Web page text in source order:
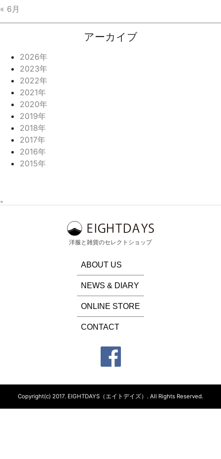
« 6月
アーカイブ
2026年
2023年
2022年
2021年
2020年
2019年
2018年
2017年
2016年
2015年
。
洋服と雑貨のセレクトショップ
ABOUT US
NEWS & DIARY
ONLINE STORE
CONTACT
Copyright(c) 2017. EIGHTDAYS（エイトデイズ）. All Rights Reserved.